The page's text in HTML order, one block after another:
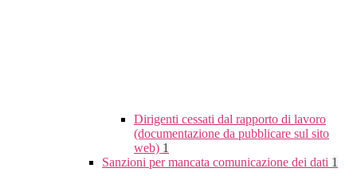
Dirigenti cessati dal rapporto di lavoro
(documentazione da pubblicare sul sito
web) 1
Sanzioni per mancata comunicazione dei dati 1